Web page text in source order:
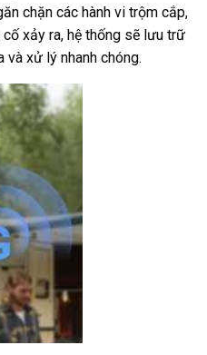
chặn các hành vi trộm cắp,
xảy ra, hệ thống sẽ lưu trữ
và xử lý nhanh chóng.